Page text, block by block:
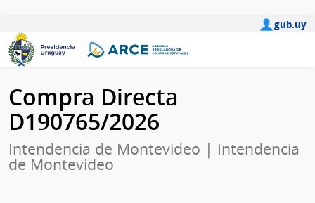
gub.uy
Compra Directa
D190765/2026
Intendencia de Montevideo | Intendencia
de Montevideo